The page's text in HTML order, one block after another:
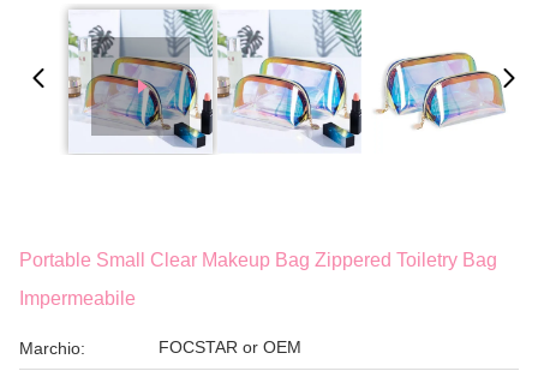
Portable Small Clear Makeup Bag Zippered Toiletry Bag
Impermeabile
Marchio: FOCSTAR or OEM